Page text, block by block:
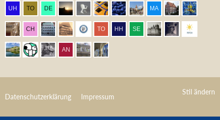
Stil ändern
Datenschutzerklärung Impressum